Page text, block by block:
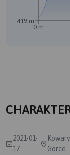
0 m
419 m
2021-01-
17
Gorce